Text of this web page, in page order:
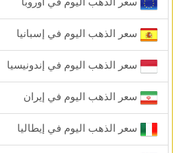
سعر الذهب اليوم في إسبانيا
سعر الذهب اليوم في إندونيسيا
سعر الذهب اليوم في إيران
سعر الذهب اليوم في إيطاليا